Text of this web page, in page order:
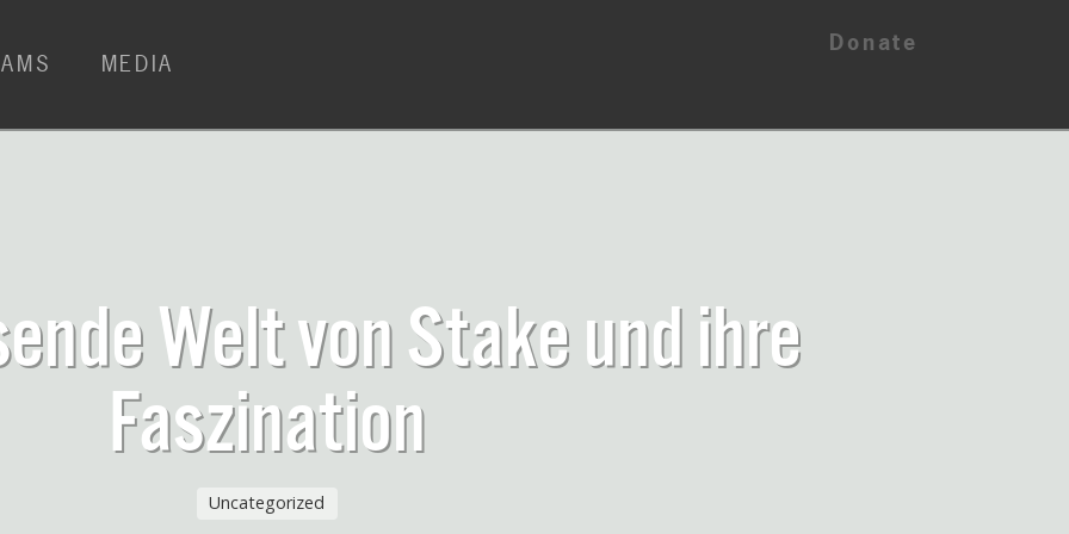
MEDIA
Donate
Welt von Stake und ihre
Faszination
Uncategorized